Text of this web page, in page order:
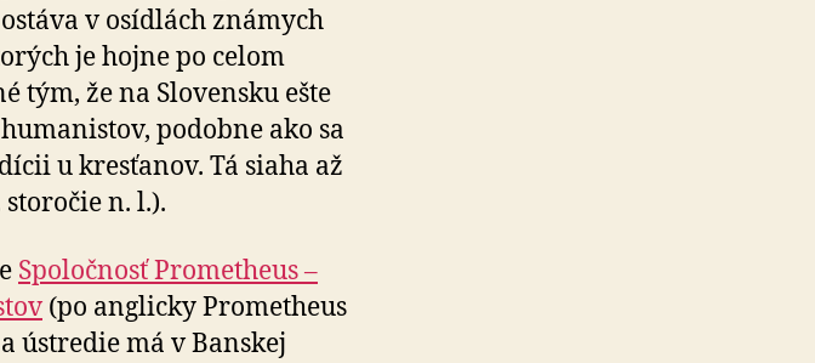
v osídlách známych
je hojne po celom
tým, že na Slovensku ešte
podobne ako sa
u kresťanov. Tá siaha až
n. l.).
Spoločnosť Prometheus –
(po anglicky Prometheus
ústredie má v Banskej